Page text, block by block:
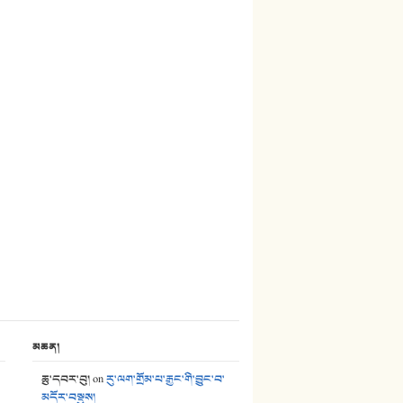
37. མཚོ་སྔོན་པོ། - ཟླ་སྒྲོན།
མཆན།
ཆུ་དབར་བུ།onརུ་ལག་གྲོམ་པ་རྒྱང་གི་བྱུང་བ་
མདོར་བསྡུས།